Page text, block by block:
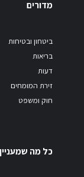
מדורים
ביטחון ובטיחות
בריאות
דעות
זירת המומחים
חוק ומשפט
כל מה שמעניין